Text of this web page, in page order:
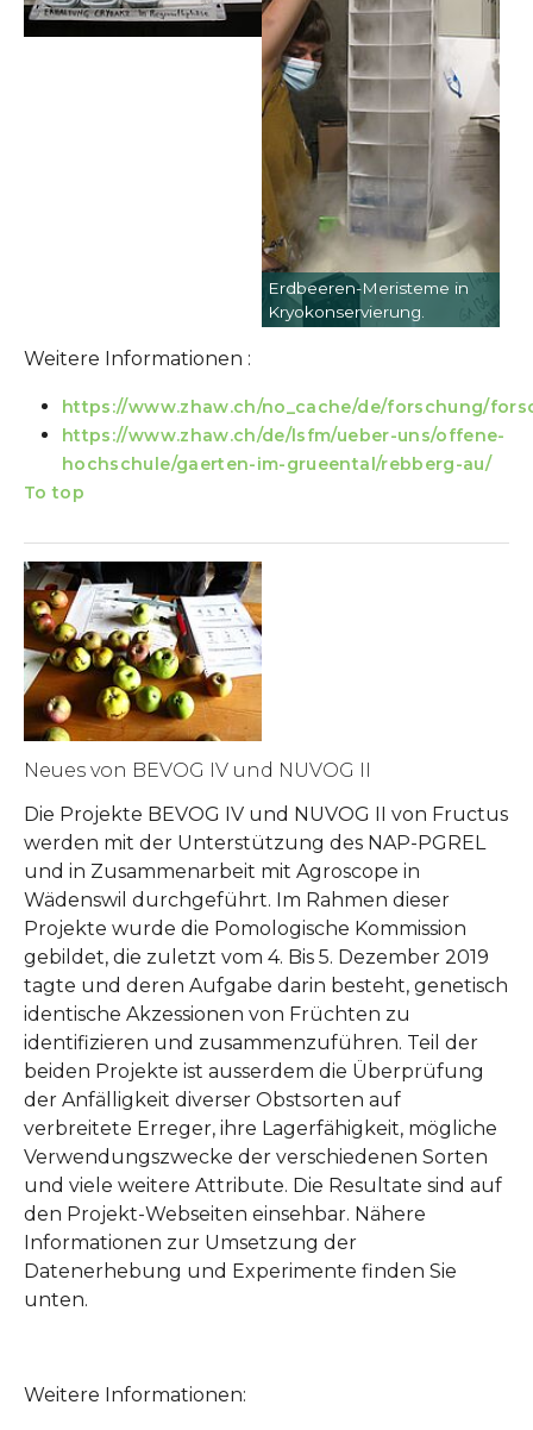
Erdbeeren-Meristeme in
Kryokonservierung.
Weitere Informationen :
https://www.zhaw.ch/no_cache/de/forschung/
https://www.zhaw.ch/de/lsfm/ueber-uns/offene-
hochschule/gaerten-im-grueental/rebberg-au/
To top
Show larger version
Neues von BEVOG IV und NUVOG II
Die Projekte BEVOG IV und NUVOG II von Fructus
werden mit der Unterstützung des NAP-PGREL
und in Zusammenarbeit mit Agroscope in
Wädenswil durchgeführt. Im Rahmen dieser
Projekte wurde die Pomologische Kommission
gebildet, die zuletzt vom 4. Bis 5. Dezember 2019
tagte und deren Aufgabe darin besteht, genetisch
identische Akzessionen von Früchten zu
identifizieren und zusammenzuführen. Teil der
beiden Projekte ist ausserdem die Überprüfung
der Anfälligkeit diverser Obstsorten auf
verbreitete Erreger, ihre Lagerfähigkeit, mögliche
Verwendungszwecke der verschiedenen Sorten
und viele weitere Attribute. Die Resultate sind auf
den Projekt-Webseiten einsehbar. Nähere
Informationen zur Umsetzung der
Datenerhebung und Experimente finden Sie
unten.
Weitere Informationen: